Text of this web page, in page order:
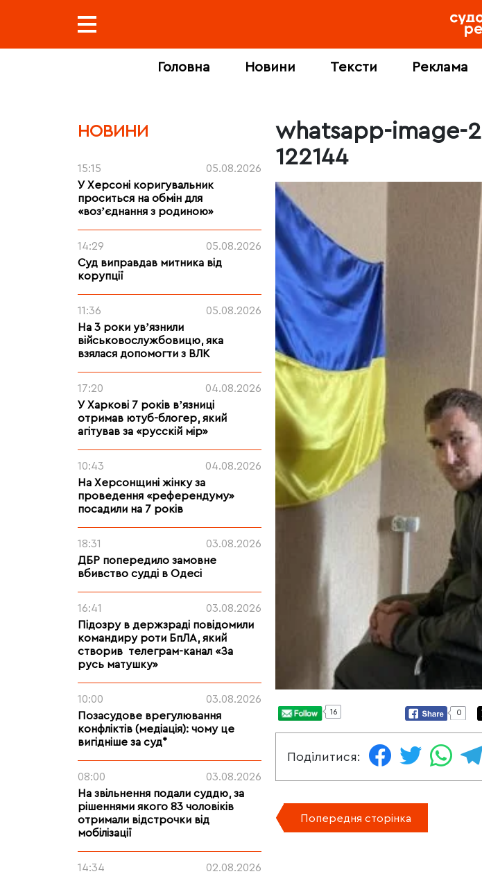
Головна Новини Тексти Реклама
НОВИНИ
15:15
05.08.2026
У Херсоні коригувальник
проситься на обмін для
«возʼєднання з родиною»
14:29
05.08.2026
Суд виправдав митника від
корупції
11:36
05.08.2026
На 3 роки увʼязнили
військовослужбовицю, яка
взялася допомогти з ВЛК
17:20
04.08.2026
У Харкові 7 років вʼязниці
отримав ютуб-блогер, який
агітував за «русскій мір»
10:43
04.08.2026
На Херсонщині жінку за
проведення «референдуму»
посадили на 7 років
18:31
03.08.2026
ДБР попередило замовне
вбивство судді в Одесі
16:41
03.08.2026
Підозру в держзраді повідомили
командиру роти БпЛА, який
створив телеграм-канал «За
русь матушку»
10:00
03.08.2026
Позасудове врегулювання
конфліктів (медіація): чому це
вигідніше за суд*
08:00
03.08.2026
На звільнення подали суддю, за
рішеннями якого 83 чоловіків
отримали відстрочки від
мобілізації
14:34
02.08.2026
whatsapp-image-
122144
16 0
Поділитися:
Попередня сторінка